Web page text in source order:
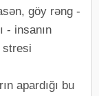
göy rəng -
- insanın
stresi
apardığı bu